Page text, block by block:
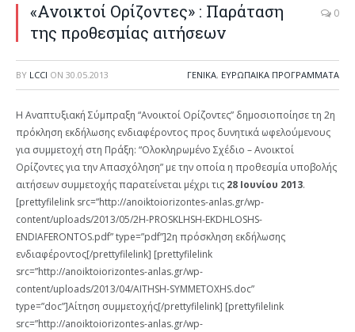
«Ανοικτοί Ορίζοντες» : Παράταση
της προθεσμίας αιτήσεων
0
BY LCCI ON 30.05.2013 ΓΕΝΙΚΑ, ΕΥΡΩΠΑΙΚΑ ΠΡΟΓΡΑΜΜΑΤΑ
Η Αναπτυξιακή Σύμπραξη “Ανοικτοί Ορίζοντες” δημοσιοποίησε τη 2η
πρόκληση εκδήλωσης ενδιαφέροντος προς δυνητικά ωφελούμενους
για συμμετοχή στη Πράξη: “Ολοκληρωμένο Σχέδιο – Ανοικτοί
Ορίζοντες για την Απασχόληση” με την οποία η προθεσμία υποβολής
αιτήσεων συμμετοχής παρατείνεται μέχρι τις 28 Ιουνίου 2013.
[prettyfilelink src=”http://anoiktoiorizontes-anlas.gr/wp-
content/uploads/2013/05/2H-PROSKLHSH-EKDHLOSHS-
ENDIAFERONTOS.pdf” type=”pdf”]2η πρόσκληση εκδήλωσης
ενδιαφέροντος[/prettyfilelink] [prettyfilelink
src=”http://anoiktoiorizontes-anlas.gr/wp-
content/uploads/2013/04/AITHSH-SYMMETOXHS.doc”
type=”doc”]Αίτηση συμμετοχής[/prettyfilelink] [prettyfilelink
src=”http://anoiktoiorizontes-anlas.gr/wp-